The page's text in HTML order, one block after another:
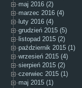
maj 2016 (2)
marzec 2016 (4)
luty 2016 (4)
grudzień 2015 (5)
listopad 2015 (2)
październik 2015 (1)
wrzesień 2015 (4)
sierpień 2015 (2)
czerwiec 2015 (1)
maj 2015 (1)